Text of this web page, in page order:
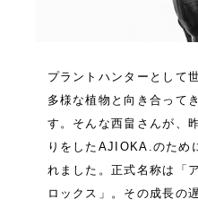
プラントハンターとして
多様な植物と向き合って
す。そんな西畠さんが、
りをしたAJIOKA.のため
れました。正式名称は「
ロックス」。その成長の